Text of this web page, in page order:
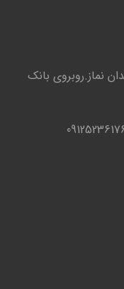
نماز.روبروی بانک